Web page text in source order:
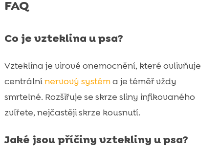
FAQ
Co je vzteklina u psa?
Vzteklina je virové onemocnění, které ovlivňuje
centrálnínervový systéma je téměř vždy
smrtelné. Rozšiřuje se skrze sliny infikovaného
zvířete, nejčastěji skrze kousnutí.
Jaké jsou příčiny vztekliny u psa?